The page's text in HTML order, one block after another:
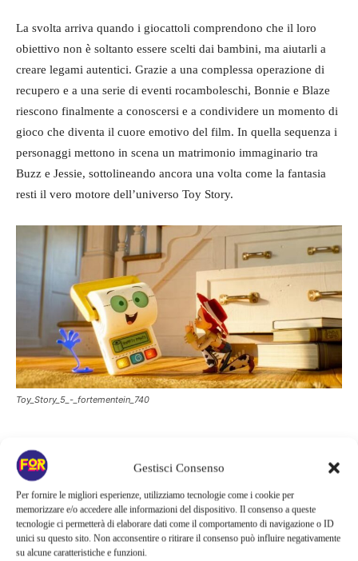
Gestisci Consenso
Per fornire le migliori esperienze, utilizziamo tecnologie come i cookie per
memorizzare e/o accedere alle informazioni del dispositivo. Il consenso a queste
tecnologie ci permetterà di elaborare dati come il comportamento di navigazione o ID
unici su questo sito. Non acconsentire o ritirare il consenso può influire negativamente
su alcune caratteristiche e funzioni.
La svolta arriva quando i giocattoli comprendono che il loro
obiettivo non è soltanto essere scelti dai bambini, ma aiutarli a
creare legami autentici. Grazie a una complessa operazione di
recupero e a una serie di eventi rocamboleschi, Bonnie e Blaze
riescono finalmente a conoscersi e a condividere un momento di
gioco che diventa il cuore emotivo del film. In quella sequenza i
personaggi mettono in scena un matrimonio immaginario tra
Buzz e Jessie, sottolineando ancora una volta come la fantasia
resti il vero motore dell’universo Toy Story.
Toy_Story_5_-_fortementein_740
Il finale apre una nuova prospettiva
per la saga
La novità più interessante emerge però nelle scene finali e